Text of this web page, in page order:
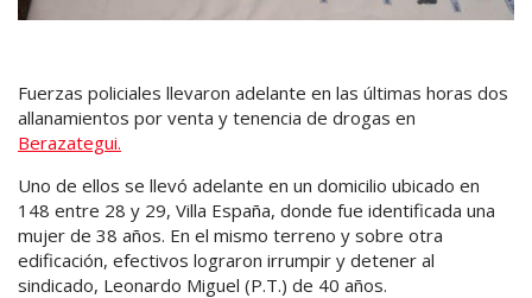
Fuerzas policiales llevaron adelante en las últimas horas dos
allanamientos por venta y tenencia de drogas en
Berazategui.
Uno de ellos se llevó adelante en un domicilio ubicado en
148 entre 28 y 29, Villa España, donde fue identificada una
mujer de 38 años. En el mismo terreno y sobre otra
edificación, efectivos lograron irrumpir y detener al
sindicado, Leonardo Miguel (P.T.) de 40 años.